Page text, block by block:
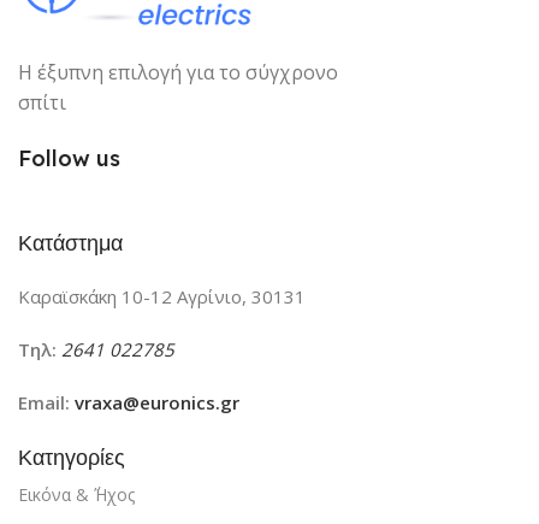
Η έξυπνη επιλογή για το σύγχρονο
σπίτι
Follow us
Κατάστημα
Καραϊσκάκη 10-12 Αγρίνιο, 30131
Τηλ: 2641 022785
Email: vraxa@euronics.gr
Κατηγορίες
Εικόνα & ΄Ήχος